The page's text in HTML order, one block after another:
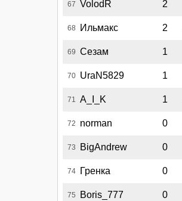
67 VolodR 2
68 Ильмакс 2
69 Сезам 1
70 UraN5829 1
71 A_I_K 1
72 norman 0
73 BigAndrew 0
74 Гренка 0
75 Boris_777 0